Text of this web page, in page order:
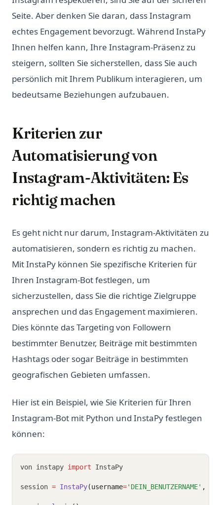
Seite. Aber denken Sie daran, dass Instagram
echtes Engagement bevorzugt. Während InstaPy
Ihnen helfen kann, Ihre Instagram-Präsenz zu
steigern, sollten Sie sicherstellen, dass Sie auch
persönlich mit Ihrem Publikum interagieren, um
bedeutsame Beziehungen aufzubauen.
Kriterien zur
Automatisierung von
Instagram-Aktivitäten: Es
richtig machen
Es geht nicht nur darum, Instagram-Aktivitäten zu
automatisieren, sondern es richtig zu machen.
Mit InstaPy können Sie spezifische Kriterien für
Ihren Instagram-Bot festlegen, um
sicherzustellen, dass Sie die richtige Zielgruppe
ansprechen und das Engagement maximieren.
Dies könnte das Targeting von Followern
bestimmter Benutzer, Beiträge mit bestimmten
Hashtags oder sogar Beiträge in bestimmten
geografischen Gebieten umfassen.
Hier ist ein Beispiel, wie Sie Kriterien für Ihren
Instagram-Bot mit Python und InstaPy festlegen
können:
von instapy import InstaPy
session = InstaPy(username='DEIN_BENUTZERNAME' ,